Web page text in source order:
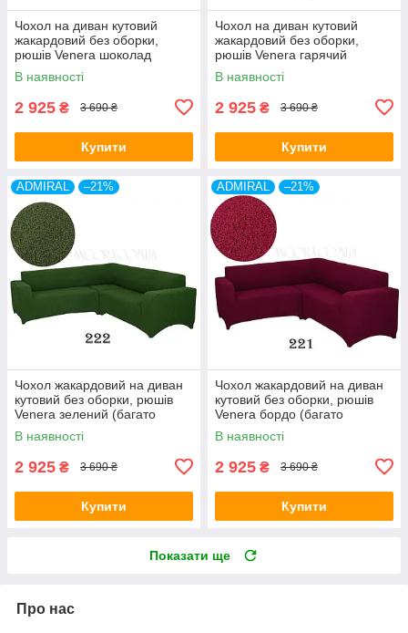
Чохол на диван кутовий
жакардовий без оборки,
рюшів Venera шоколад
(багато кольорів)
В наявності
2 925 ₴ 3 690 ₴
Купити
Чохол на диван кутовий
жакардовий без оборки,
рюшів Venera гарячий
шоколад (багато кольорів)
В наявності
2 925 ₴ 3 690 ₴
Купити
ADMIRAL –21%
Чохол жакардовий на диван
кутовий без оборки, рюшів
Venera зелений (багато
кольорів)
В наявності
2 925 ₴ 3 690 ₴
Купити
ADMIRAL –21%
Чохол жакардовий на диван
кутовий без оборки, рюшів
Venera бордо (багато
кольорів)
В наявності
2 925 ₴ 3 690 ₴
Купити
Показати ще
Про нас